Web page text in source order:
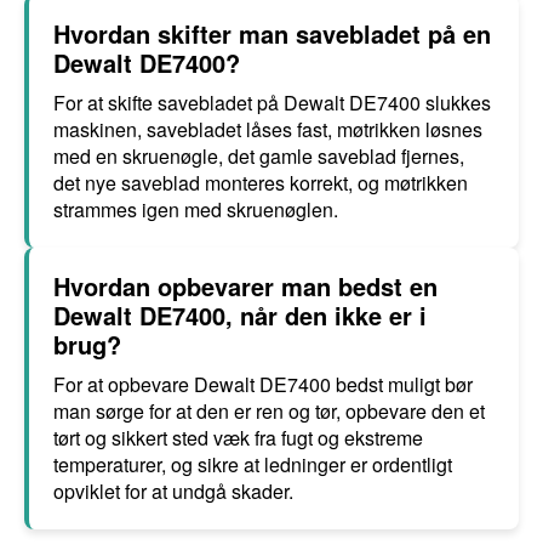
Hvordan skifter man savebladet på en
Dewalt DE7400?
For at skifte savebladet på Dewalt DE7400 slukkes
maskinen, savebladet låses fast, møtrikken løsnes
med en skruenøgle, det gamle saveblad fjernes,
det nye saveblad monteres korrekt, og møtrikken
strammes igen med skruenøglen.
Hvordan opbevarer man bedst en
Dewalt DE7400, når den ikke er i
brug?
For at opbevare Dewalt DE7400 bedst muligt bør
man sørge for at den er ren og tør, opbevare den et
tørt og sikkert sted væk fra fugt og ekstreme
temperaturer, og sikre at ledninger er ordentligt
opviklet for at undgå skader.